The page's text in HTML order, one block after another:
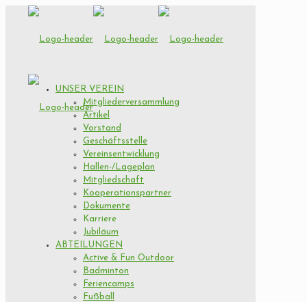
UNSER VEREIN
Mitgliederversammlung
Artikel
Vorstand
Geschäftsstelle
Vereinsentwicklung
Hallen-/Lageplan
Mitgliedschaft
Kooperationspartner
Dokumente
Karriere
Jubiläum
ABTEILUNGEN
Active & Fun Outdoor
Badminton
Feriencamps
Fußball